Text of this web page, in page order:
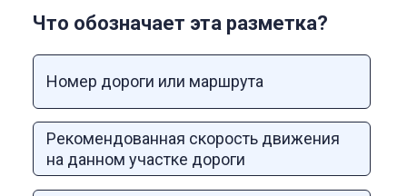
Что обозначает эта разметка?
Номер дороги или маршрута
Рекомендованная скорость движения
на данном участке дороги